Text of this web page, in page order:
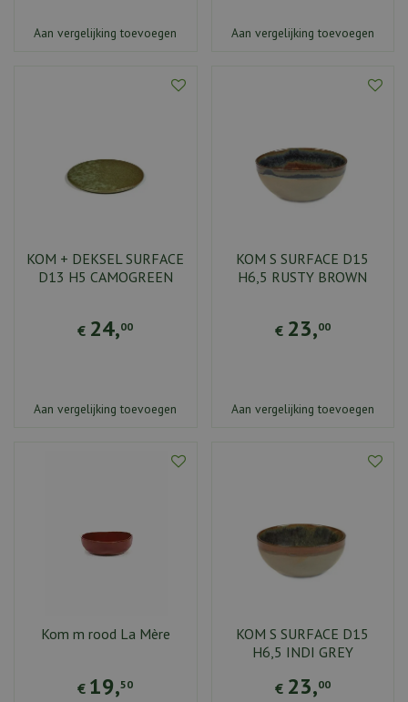
Aan vergelijking toevoegen Aan vergelijking toevoegen
KOM + DEKSEL SURFACE
D13 H5 CAMOGREEN
€ 24,00
Aan vergelijking toevoegen
KOM S SURFACE D15
H6,5 RUSTY BROWN
€ 23,00
Aan vergelijking toevoegen
Kom m rood La Mère
€ 19,50
KOM S SURFACE D15
H6,5 INDI GREY
€ 23,00